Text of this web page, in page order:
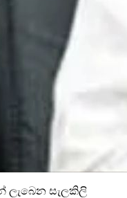
ලැබෙන සැලකිලි